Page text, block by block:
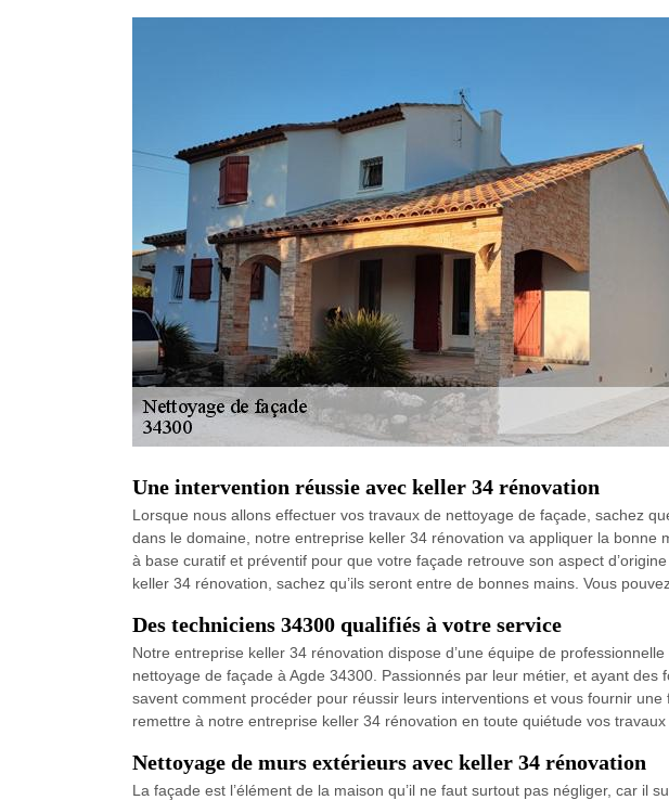
Une intervention réussie avec keller 34 rénovation
Lorsque nous allons effectuer vos travaux de nettoyage de façade, sachez
dans le domaine, notre entreprise keller 34 rénovation va appliquer la
à base curatif et préventif pour que votre façade retrouve son aspect
keller 34 rénovation, sachez qu’ils seront entre de bonnes mains. Vous
Des techniciens 34300 qualifiés à votre service
Notre entreprise keller 34 rénovation dispose d’une équipe de
nettoyage de façade à Agde 34300. Passionnés par leur métier, et ayant
savent comment procéder pour réussir leurs interventions et vous fournir
remettre à notre entreprise keller 34 rénovation en toute quiétude vos travaux
Nettoyage de murs extérieurs avec keller 34 rénovation
La façade est l’élément de la maison qu’il ne faut surtout pas négliger, car il